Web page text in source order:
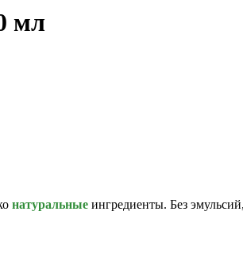
мл
натуральные ингредиенты. Без